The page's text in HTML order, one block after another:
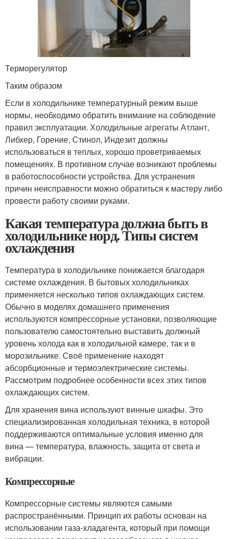
Терморегулятор
Таким образом
Если в холодильнике температурный режим выше
нормы, необходимо обратить внимание на соблюдение
правил эксплуатации. Холодильные агрегаты Атлант,
Либхер, Горение, Стинол, Индезит должны
использоваться в теплых, хорошо проветриваемых
помещениях. В противном случае возникают проблемы
в работоспособности устройства. Для устранения
причин неисправности можно обратиться к мастеру либо
провести работу своими руками.
Какая температура должна быть в
холодильнике норд. Типы систем
охлаждения
Температура в холодильнике понижается благодаря
системе охлаждения. В бытовых холодильниках
применяется несколько типов охлаждающих систем.
Обычно в моделях домашнего применения
используются компрессорные установки, позволяющие
пользователю самостоятельно выставить должный
уровень холода как в холодильной камере, так и в
морозильнике. Своё применение находят
абсорбционные и термоэлектрические системы.
Рассмотрим подробнее особенности всех этих типов
охлаждающих систем.
Для хранения вина используют винные шкафы. Это
специализированная холодильная техника, в которой
поддерживаются оптимальные условия именно для
вина — температура, влажность, защита от света и
вибрации.
Компрессорные
Компрессорные системы являются самыми
распространёнными. Принцип их работы основан на
использовании газа-хладагента, который при помощи